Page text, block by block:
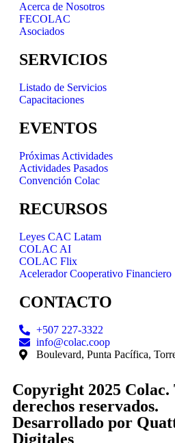
Acerca de Nosotros
FECOLAC
Asociados
SERVICIOS
Listado de Servicios
Capacitaciones
EVENTOS
Próximas Actividades
Actividades Pasados
Convención Colac
RECURSOS
Leyes CAC Latam
COLAC AI
COLAC Flix
Acelerador Cooperativo Financiero
CONTACTO
+507 227-3322
info@colac.coop
Boulevard, Punta Pacífica,
Copyright 2025 Colac.
derechos reservados.
Desarrollado por
Digitales